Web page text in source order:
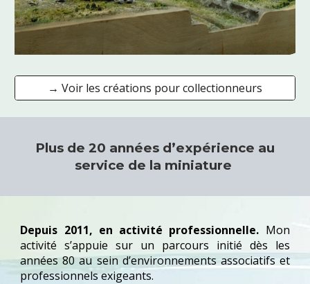
→ Voir les créations pour collectionneurs
Plus de 20 années d’expérience au
service de la miniature
Depuis 2011, en activité professionnelle. Mon
activité s’appuie sur un parcours initié dès les
années 80 au sein d’environnements associatifs et
professionnels exigeants.